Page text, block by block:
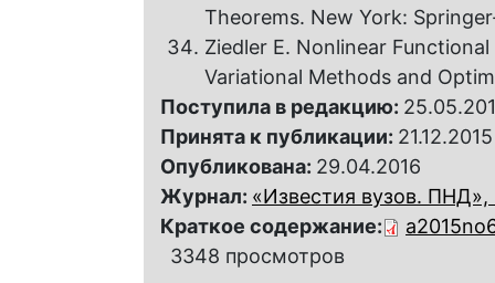
Theorems. New York:
Ziedler E. Nonlinear
Variational Methods and
Поступила в редакцию:
Принята к публикации: 21.12.2015
Опубликована: 29.04.2016
Журнал: «Известия вузов.
Краткое содержание:
3348 просмотров